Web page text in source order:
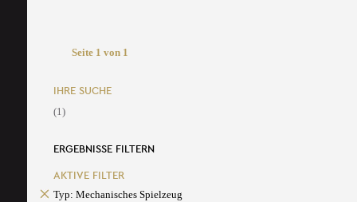
Seite 1 von 1
IHRE SUCHE
(1)
ERGEBNISSE FILTERN
AKTIVE FILTER
Typ: Mechanisches Spielzeug